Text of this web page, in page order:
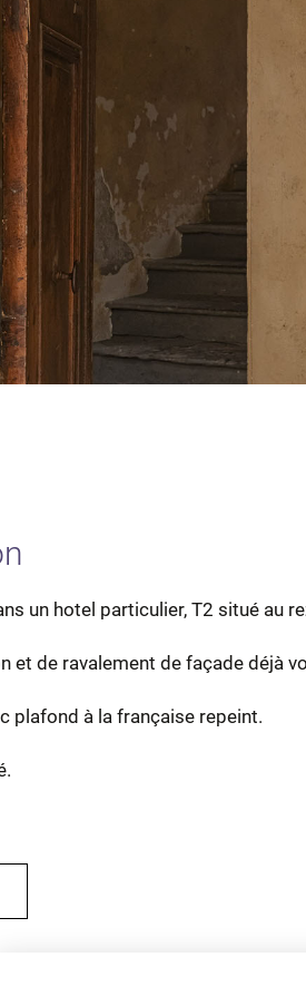
un hotel particulier, T2 situé au
et de ravalement de façade déjà
plafond à la française repeint.